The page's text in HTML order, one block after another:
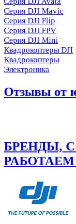
Серия DJI Mavic
Серия DJI Flip
Серия DJI FPV
Серия DJI Mini
Квадрокоптеры DJI
Квадрокоптеры
Электроника
Отзывы от
БРЕНДЫ,
РАБОТАЕМ